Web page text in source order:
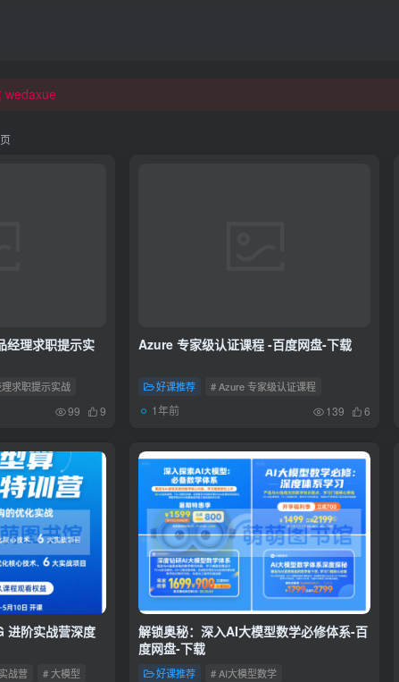
wedaxue
经理求职提示实
求职提示实战
99 9
Azure 专家级认证课程 -百度网盘-下载
好课推荐 # Azure 专家级认证课程
1年前 139 6
进阶实战营深度
战营 # 大模型
解锁奥秘：深入AI大模型数学必修体系-百
度网盘-下载
好课推荐 # AI大模型数学